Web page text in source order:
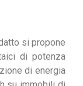
si propone
di potenza
di energia